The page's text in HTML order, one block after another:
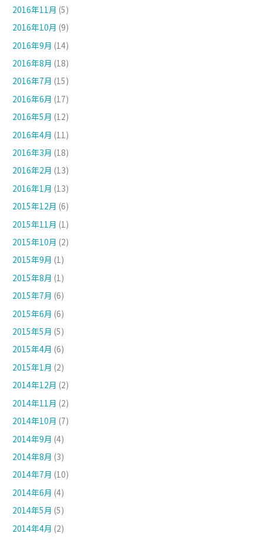
2016年11月 (5)
2016年10月 (9)
2016年9月 (14)
2016年8月 (18)
2016年7月 (15)
2016年6月 (17)
2016年5月 (12)
2016年4月 (11)
2016年3月 (18)
2016年2月 (13)
2016年1月 (13)
2015年12月 (6)
2015年11月 (1)
2015年10月 (2)
2015年9月 (1)
2015年8月 (1)
2015年7月 (6)
2015年6月 (6)
2015年5月 (5)
2015年4月 (6)
2015年1月 (2)
2014年12月 (2)
2014年11月 (2)
2014年10月 (7)
2014年9月 (4)
2014年8月 (3)
2014年7月 (10)
2014年6月 (4)
2014年5月 (5)
2014年4月 (2)